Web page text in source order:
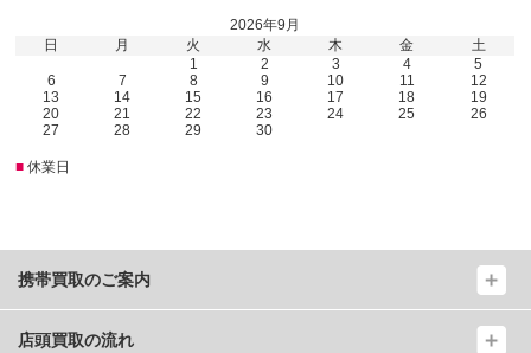
2026年9月
日
月 火 水 木 金
土
1
2 3 4
5
6
7 8 9 10 11
12
13
14 15 16 17 18
19
20
21 22 23 24 25
26
27
28 29 30
■ 休業日
携帯買取のご案内
店頭買取の流れ